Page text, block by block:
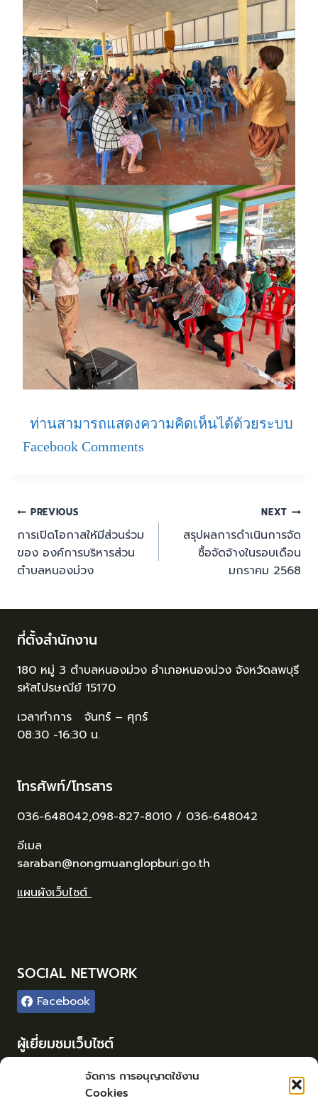
จัดการ การอนุญาตใช้งาน
Cookies
ท่านสามารถแสดงความคิดเห็นได้ด้วยระบบ
Facebook Comments
PREVIOUS
การเปิดโอกาสให้มีส่วนร่วม
ของ องค์การบริหารส่วน
ตำบลหนองม่วง
NEXT
สรุปผลการดำเนินการจัด
ซื้อจัดจ้างในรอบเดือน
มกราคม 2568
ที่ตั้งสำนักงาน
180 หมู่ 3 ตำบลหนองม่วง อำเภอหนองม่วง จังหวัดลพบุรี
รหัสไปรษณีย์ 15170
เวลาทำการ จันทร์ – ศุกร์
08:30 -16:30 น.
โทรศัพท์/โทรสาร
036-648042,098-827-8010 / 036-648042
อีเมล
saraban@nongmuanglopburi.go.th
แผนผังเว็บไซต์
SOCIAL NETWORK
Facebook
ผู้เยี่ยมชมเว็บไซต์
87